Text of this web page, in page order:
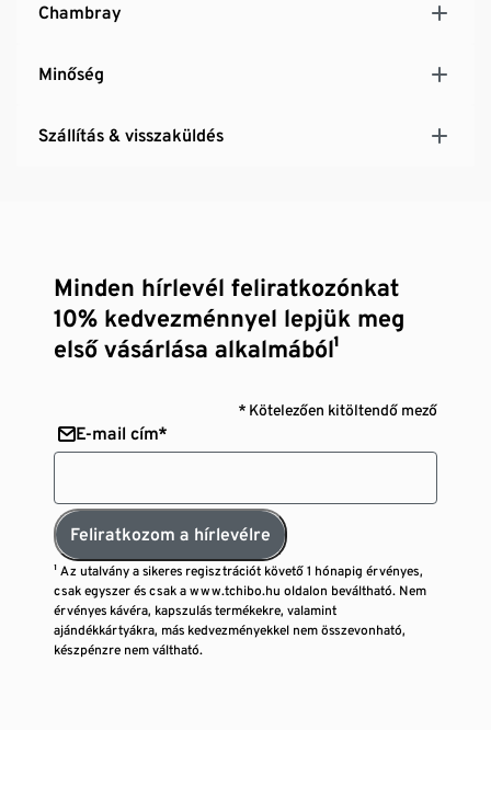
Chambray
Minőség
Szállítás & visszaküldés
Minden hírlevél feliratkozónkat
10% kedvezménnyel lepjük meg
első vásárlása alkalmából¹
* Kötelezően kitöltendő mező
E-mail cím*
Feliratkozom a hírlevélre
¹ Az utalvány a sikeres regisztrációt követő 1 hónapig érvényes,
csak egyszer és csak a www.tchibo.hu oldalon beváltható. Nem
érvényes kávéra, kapszulás termékekre, valamint
ajándékkártyákra, más kedvezményekkel nem összevonható,
készpénzre nem váltható.